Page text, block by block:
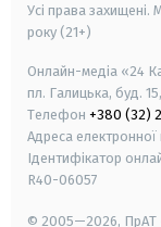
Усі права захищені.
року (21+)
Онлайн-медіа «24
пл. Галицька, буд.
Телефон +380 (32)
Адреса
Ідентифікатор
R40-06057
© 2005—2026, ПрАТ